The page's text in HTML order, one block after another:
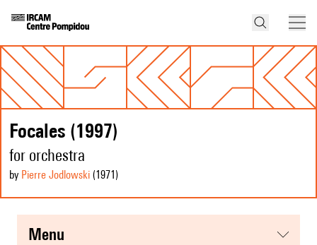
Focales (1997)
for orchestra
by Pierre Jodlowski (1971 )
menu